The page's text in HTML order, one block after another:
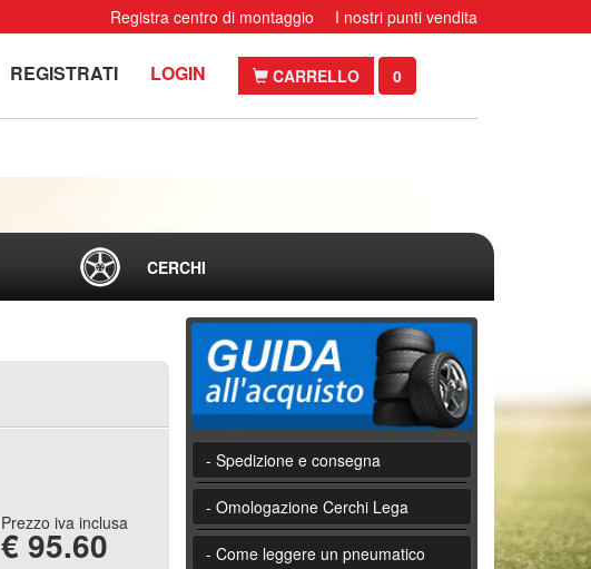
Registra centro di montaggio I nostri punti vendita
REGISTRATI LOGIN CARRELLO 0
CERCHI
Prezzo iva inclusa
€ 95.60
- Spedizione e consegna
- Omologazione Cerchi Lega
- Come leggere un pneumatico